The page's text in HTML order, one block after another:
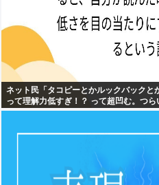
ネット民「タコピーとかルックバックと
って理解力低すぎ！？ って超凹む。つら